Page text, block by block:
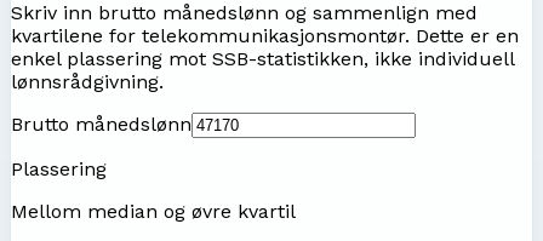
Skriv inn brutto månedslønn og sammenlign med
kvartilene for telekommunikasjonsmontør. Dette er en
enkel plassering mot SSB-statistikken, ikke individuell
lønnsrådgivning.
Brutto månedslønn
Plassering
Mellom median og øvre kvartil